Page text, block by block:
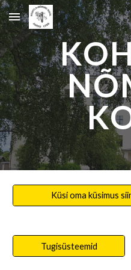
Skip to main content
Küsi oma küsimus
Tugisüsteemid